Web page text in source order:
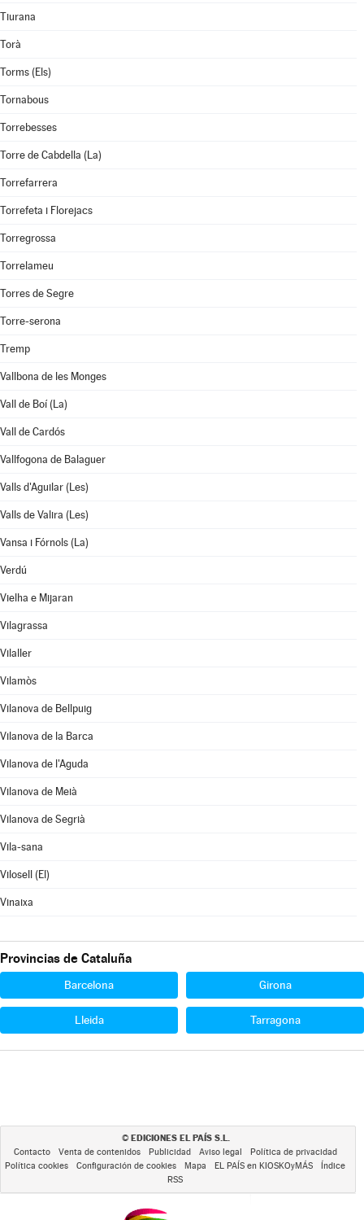
Tiurana
Torà
Torms (Els)
Tornabous
Torrebesses
Torre de Cabdella (La)
Torrefarrera
Torrefeta i Florejacs
Torregrossa
Torrelameu
Torres de Segre
Torre-serona
Tremp
Vallbona de les Monges
Vall de Boí (La)
Vall de Cardós
Vallfogona de Balaguer
Valls d'Aguilar (Les)
Valls de Valira (Les)
Vansa i Fórnols (La)
Verdú
Vielha e Mijaran
Vilagrassa
Vilaller
Vilamòs
Vilanova de Bellpuig
Vilanova de la Barca
Vilanova de l'Aguda
Vilanova de Meià
Vilanova de Segrià
Vila-sana
Vilosell (El)
Vinaixa
Provincias de Cataluña
Barcelona Girona
Lleida Tarragona
© EDICIONES EL PAÍS S.L.
Contacto Venta de contenidos Publicidad Aviso legal
Política de privacidad
Política cookies
Configuración de cookies Mapa EL PAÍS en KIOSKOyMÁS
Índice
RSS